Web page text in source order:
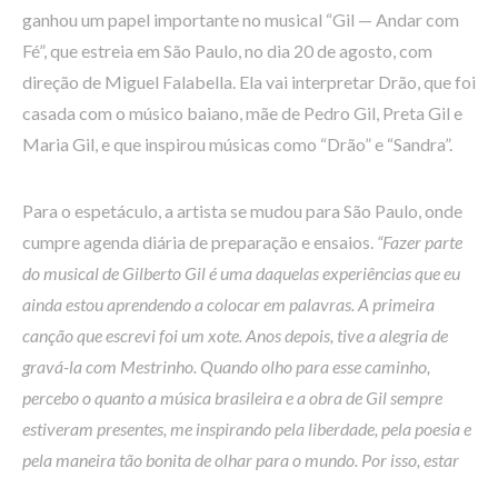
ganhou um papel importante no musical “Gil — Andar com
Fé”, que estreia em São Paulo, no dia 20 de agosto, com
direção de Miguel Falabella. Ela vai interpretar Drão, que foi
casada com o músico baiano, mãe de Pedro Gil, Preta Gil e
Maria Gil, e que inspirou músicas como “Drão” e “Sandra”.
Para o espetáculo, a artista se mudou para São Paulo, onde
cumpre agenda diária de preparação e ensaios. “Fazer parte
do musical de Gilberto Gil é uma daquelas experiências que eu
ainda estou aprendendo a colocar em palavras. A primeira
canção que escrevi foi um xote. Anos depois, tive a alegria de
gravá-la com Mestrinho. Quando olho para esse caminho,
percebo o quanto a música brasileira e a obra de Gil sempre
estiveram presentes, me inspirando pela liberdade, pela poesia e
pela maneira tão bonita de olhar para o mundo. Por isso, estar